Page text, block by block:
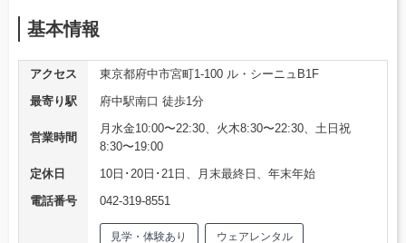
基本情報
アクセス
東京都府中市宮町1-100 ル・シーニュB1F
最寄り駅
府中駅南口 徒歩1分
営業時間
月水金10:00〜22:30、火木8:30〜22:30、土日祝
8:30〜19:00
定休日
10日･20日･21日、月末最終日、年末年始
電話番号
042-319-8551
見学・体験あり ウェアレンタル